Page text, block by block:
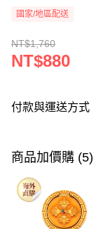
國家/地區配送
NT$1,760
NT$880
付款與運送方式
信用卡一次付款
Apple Pay
Google Pay
商品加價購 (5)